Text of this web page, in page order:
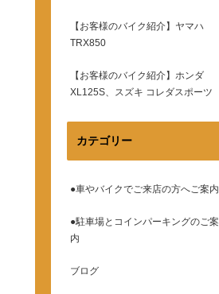
【お客様のバイク紹介】ヤマハ
TRX850
【お客様のバイク紹介】ホンダ
XL125S、スズキ コレダスポーツ
カテゴリー
●車やバイクでご来店の方へご案内
●駐車場とコインパーキングのご案
内
ブログ